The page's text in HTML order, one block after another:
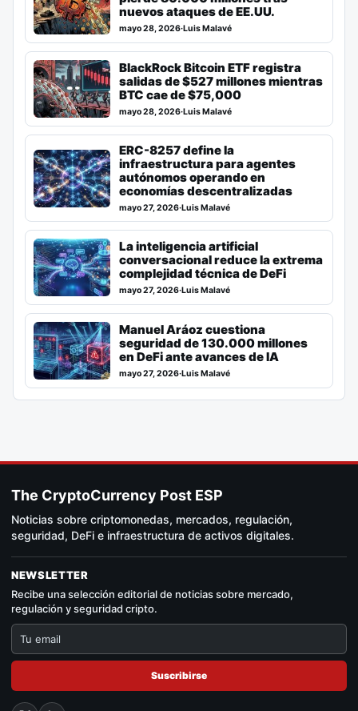
nuevos ataques de EE.UU.
mayo 28, 2026·Luis Malavé
BlackRock Bitcoin ETF registra
salidas de $527 millones mientras
BTC cae de $75,000
mayo 28, 2026·Luis Malavé
ERC-8257 define la
infraestructura para agentes
autónomos operando en
economías descentralizadas
mayo 27, 2026·Luis Malavé
La inteligencia artificial
conversacional reduce la extrema
complejidad técnica de DeFi
mayo 27, 2026·Luis Malavé
Manuel Aráoz cuestiona
seguridad de 130.000 millones
en DeFi ante avances de IA
mayo 27, 2026·Luis Malavé
The CryptoCurrency Post ESP
Noticias sobre criptomonedas, mercados, regulación,
seguridad, DeFi e infraestructura de activos digitales.
NEWSLETTER
Recibe una selección editorial de noticias sobre mercado,
regulación y seguridad cripto.
Suscribirse